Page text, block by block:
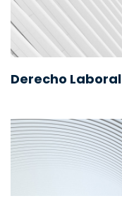
Derecho Laboral